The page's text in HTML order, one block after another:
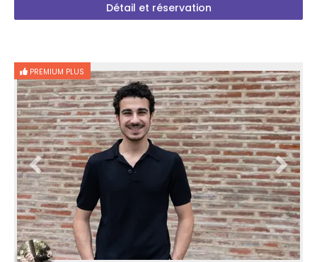
Détail et réservation
PREMIUM PLUS